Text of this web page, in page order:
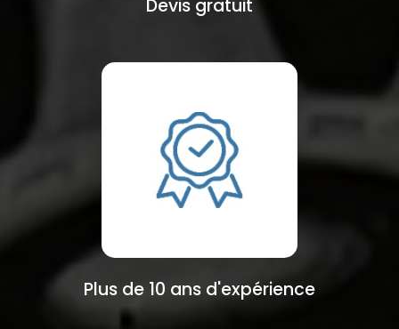
Devis gratuit
Plus de 10 ans d'expérience